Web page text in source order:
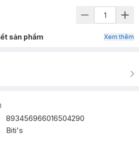
sản phẩm Xem thêm
893456966016504290
Biti's